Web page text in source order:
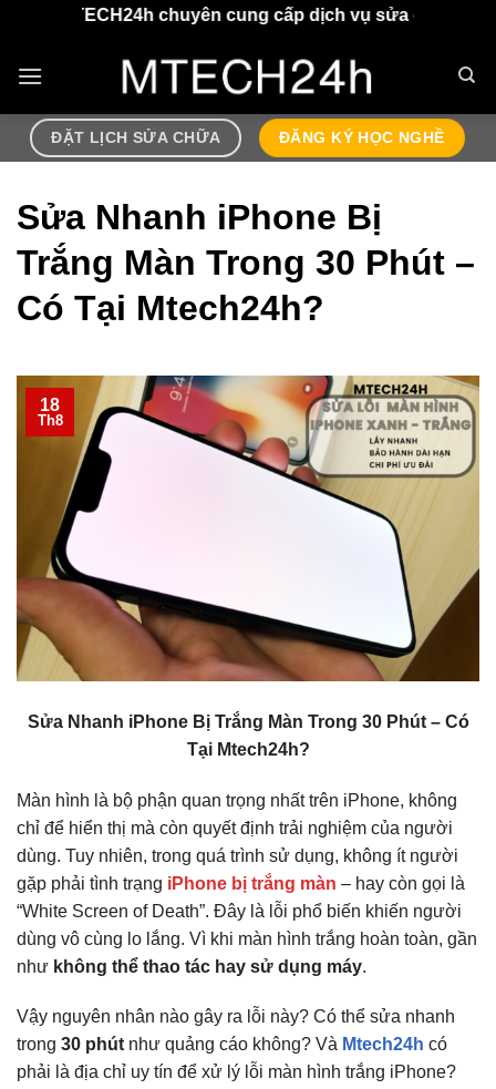
nội
chuyên cung cấp dịch vụ sửa chữa điện thoại,
ĐẶT LỊCH SỬA CHỮA ĐĂNG KÝ HỌC NGHỀ
Sửa Nhanh iPhone Bị
Trắng Màn Trong 30 Phút –
Có Tại Mtech24h?
18
Th8
Sửa Nhanh iPhone Bị Trắng Màn Trong 30 Phút – Có
Tại Mtech24h?
Màn hình là bộ phận quan trọng nhất trên iPhone, không
chỉ để hiển thị mà còn quyết định trải nghiệm của người
dùng. Tuy nhiên, trong quá trình sử dụng, không ít người
gặp phải tình trạng iPhone bị trắng màn – hay còn gọi là
“White Screen of Death”. Đây là lỗi phổ biến khiến người
dùng vô cùng lo lắng. Vì khi màn hình trắng hoàn toàn, gần
như không thể thao tác hay sử dụng máy.
Vậy nguyên nhân nào gây ra lỗi này? Có thể sửa nhanh
trong 30 phútnhư quảng cáo không? Và Mtech24h có
phải là địa chỉ uy tín để xử lý lỗi màn hình trắng iPhone?